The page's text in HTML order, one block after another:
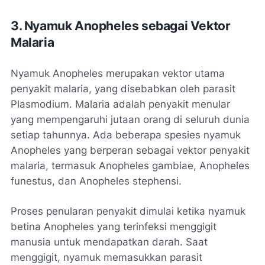
3. Nyamuk Anopheles sebagai Vektor
Malaria
Nyamuk Anopheles merupakan vektor utama
penyakit malaria, yang disebabkan oleh parasit
Plasmodium. Malaria adalah penyakit menular
yang mempengaruhi jutaan orang di seluruh dunia
setiap tahunnya. Ada beberapa spesies nyamuk
Anopheles yang berperan sebagai vektor penyakit
malaria, termasuk Anopheles gambiae, Anopheles
funestus, dan Anopheles stephensi.
Proses penularan penyakit dimulai ketika nyamuk
betina Anopheles yang terinfeksi menggigit
manusia untuk mendapatkan darah. Saat
menggigit, nyamuk memasukkan parasit